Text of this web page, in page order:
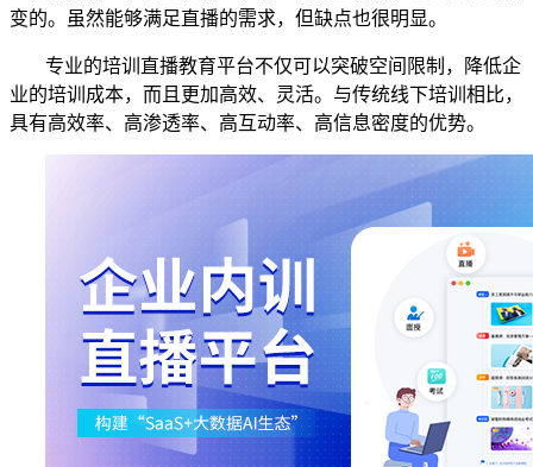
变的。虽然能够满足直播的需求，但缺点也很明显。
专业的培训直播教育平台不仅可以突破空间限制，降低企
业的培训成本，而且更加高效、灵活。与传统线下培训相比，
具有高效率、高渗透率、高互动率、高信息密度的优势。